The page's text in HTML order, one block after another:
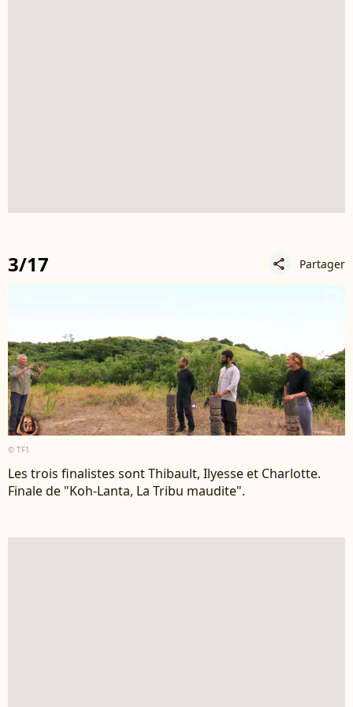
3/17 share Partager
© TF1
Les trois finalistes sont Thibault, Ilyesse et Charlotte.
Finale de "Koh-Lanta, La Tribu maudite".